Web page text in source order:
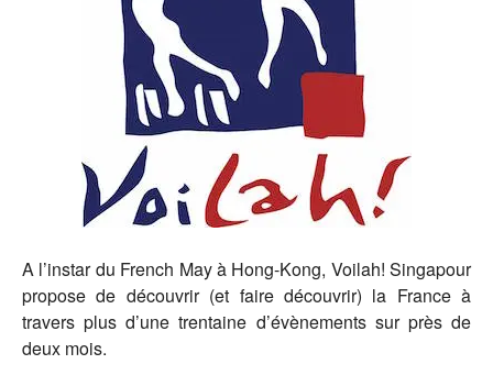
A l’instar du French May à Hong-Kong, Voilah! Singapour
propose de découvrir (et faire découvrir) la France à
travers plus d’une trentaine d’évènements sur près de
deux mois.